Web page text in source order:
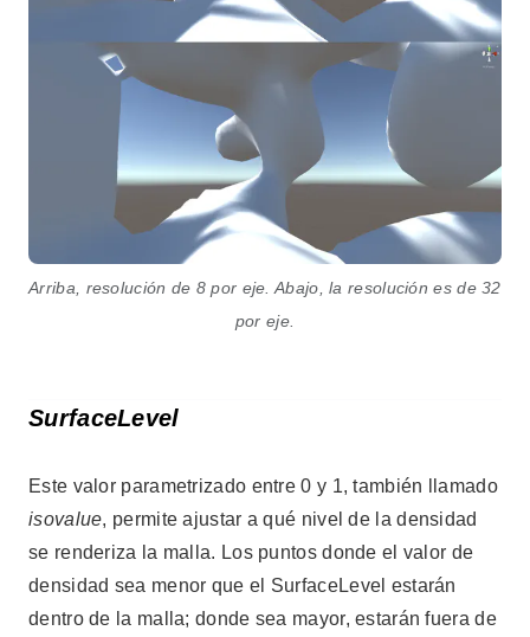
Arriba, resolución de 8 por eje. Abajo, la resolución es de 32
por eje.
SurfaceLevel
Este valor parametrizado entre 0 y 1, también llamado
isovalue, permite ajustar a qué nivel de la densidad
se renderiza la malla. Los puntos donde el valor de
densidad sea menor que el SurfaceLevel estarán
dentro de la malla; donde sea mayor, estarán fuera de